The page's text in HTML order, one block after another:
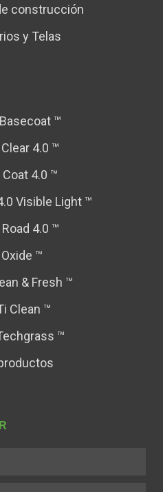
construcción
y Telas
™
4.0 ™
Coat 4.0 ™
Visible Light ™
Road 4.0 ™
™
& Fresh ™
Clean ™
™